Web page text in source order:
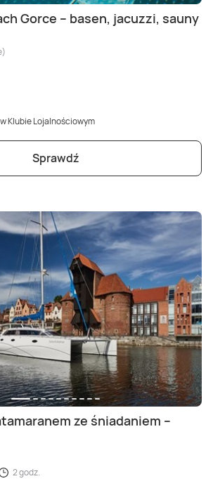
Gorce – basen, jacuzzi, sauny
w Klubie Lojalnościowym
Sprawdź
ze śniadaniem –
2 godz.